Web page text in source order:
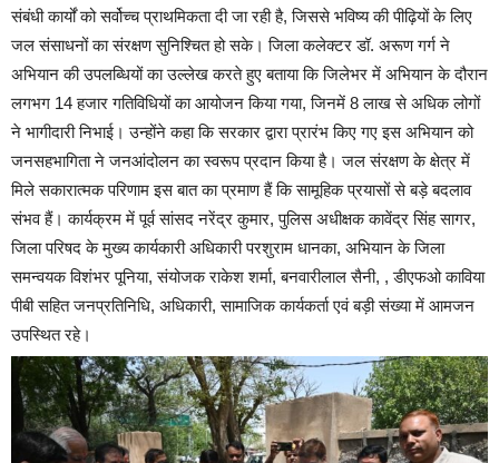
संबंधी कार्यों को सर्वोच्च प्राथमिकता दी जा रही है, जिससे भविष्य की पीढ़ियों के लिए
जल संसाधनों का संरक्षण सुनिश्चित हो सके। जिला कलेक्टर डॉ. अरूण गर्ग ने
अभियान की उपलब्धियों का उल्लेख करते हुए बताया कि जिलेभर में अभियान के दौरान
लगभग 14 हजार गतिविधियों का आयोजन किया गया, जिनमें 8 लाख से अधिक लोगों
ने भागीदारी निभाई। उन्होंने कहा कि सरकार द्वारा प्रारंभ किए गए इस अभियान को
जनसहभागिता ने जनआंदोलन का स्वरूप प्रदान किया है। जल संरक्षण के क्षेत्र में
मिले सकारात्मक परिणाम इस बात का प्रमाण हैं कि सामूहिक प्रयासों से बड़े बदलाव
संभव हैं। कार्यक्रम में पूर्व सांसद नरेंद्र कुमार, पुलिस अधीक्षक कावेंद्र सिंह सागर,
जिला परिषद के मुख्य कार्यकारी अधिकारी परशुराम धानका, अभियान के जिला
समन्वयक विशंभर पूनिया, संयोजक राकेश शर्मा, बनवारीलाल सैनी, , डीएफओ काविया
पीबी सहित जनप्रतिनिधि, अधिकारी, सामाजिक कार्यकर्ता एवं बड़ी संख्या में आमजन
उपस्थित रहे।